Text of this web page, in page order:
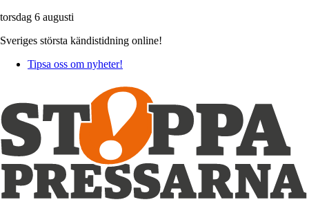
torsdag 6 augusti
Sveriges största kändistidning online!
Tipsa oss om nyheter!